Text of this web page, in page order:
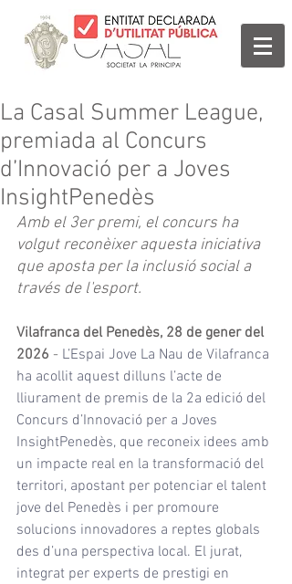
La Casal Summer League,
premiada al Concurs
d’Innovació per a Joves
InsightPenedès
Amb el 3er premi, el concurs ha
volgut reconèixer aquesta iniciativa
que aposta per la inclusió social a
través de l'esport.
Vilafranca del Penedès, 28 de gener del
2026 - L’Espai Jove La Nau de Vilafranca
ha acollit aquest dilluns l’acte de
lliurament de premis de la 2a edició del
Concurs d’Innovació per a Joves
InsightPenedès, que reconeix idees amb
un impacte real en la transformació del
territori, apostant per potenciar el talent
jove del Penedès i per promoure
solucions innovadores a reptes globals
des d’una perspectiva local. El jurat,
integrat per experts de prestigi en